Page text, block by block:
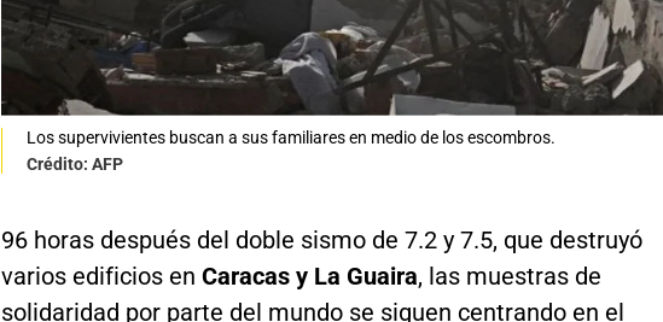
Los supervivientes buscan a sus familiares en medio de los escombros.
Crédito: AFP
96 horas después del doble sismo de 7.2 y 7.5, que destruyó
varios edificios en Caracas y La Guaira, las muestras de
solidaridad por parte del mundo se siguen centrando en el